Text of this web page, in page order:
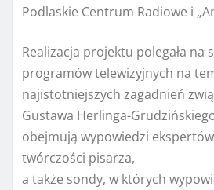
Podlaskie Centrum Radiowe i
Realizacja projektu polegała na
programów telewizyjnych na
najistotniejszych zagadnień
Gustawa Herlinga-
obejmują wypowiedzi
twórczości pisarza,
a także sondy, w których